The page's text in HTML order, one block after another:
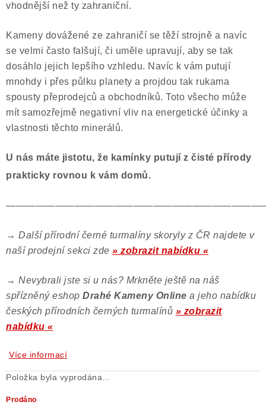
vhodnější než ty zahraniční.
Kameny dovážené ze zahraničí se těží strojně a navíc
se velmi často falšují, či uměle upravují, aby se tak
dosáhlo jejich lepšího vzhledu. Navíc k vám putují
mnohdy i přes půlku planety a projdou tak rukama
spousty přeprodejců a obchodníků. Toto všecho může
mít samozřejmě negativní vliv na energetické účinky a
vlastnosti těchto minerálů.
U nás máte jistotu, že kamínky putují z čisté přírody
prakticky rovnou k vám domů.
→ Další přírodní černé turmalíny skoryly z ČR najdete v
naší prodejní sekci zde » zobrazit nabídku «
→ Nevybrali jste si u nás? Mrkněte ještě na náš
spřízněný eshop Drahé Kameny Online a jeho nabídku
českých přírodních černých turmalínů » zobrazit
nabídku «
Více informací
Položka byla vyprodána…
Prodáno